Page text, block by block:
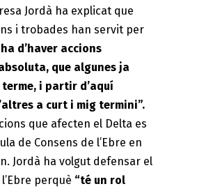
Jordà ha explicat que
i trobades han servit per
d’haver accions
que algunes ja
terme, i partir d’aquí
a curt i mig termini”.
que afecten el Delta es
de Consens de l’Ebre en
Jordà ha volgut defensar el
perquè “té un rol